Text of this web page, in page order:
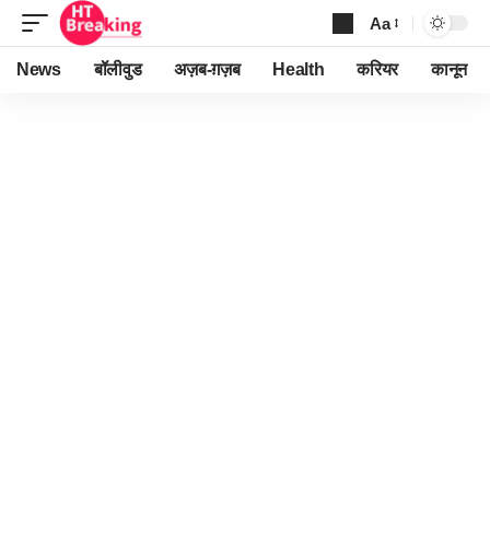
Font
Resizer
Aa
News बॉलीवुड अज़ब-ग़ज़ब Health करियर कानून